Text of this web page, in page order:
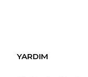
YARDIM